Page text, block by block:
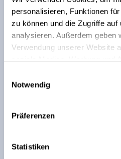
personalisieren, Funktionen
zu können und die Zugriffe auf
analysieren. Außerdem geben
Verwendung unserer Website
weiteren Daten zusammen,
haben oder die sie im
Notwendig
Präferenzen
Statistiken